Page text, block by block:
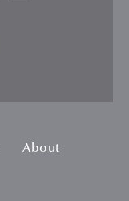
About